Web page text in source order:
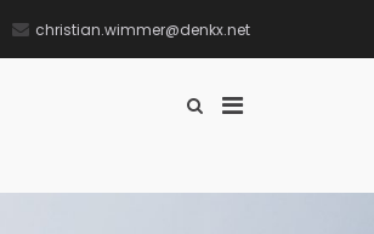
christian.wimmer@denkx.net
ShowPrimary
Desktop